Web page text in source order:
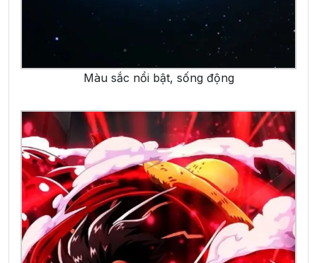
Màu sắc nổi bật, sống động